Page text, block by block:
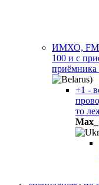
ИМХО, FM
100 и с
приёмника
)
+1 -
то